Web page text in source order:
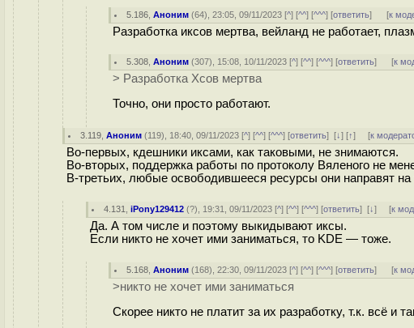
5.186 ,Аноним (64), 23:05, 09/11/2023 [^] [^^] [^^^] [ответить] [к
Разработка иксов мертва, вейланд не работает,
5.308 ,Аноним (307), 15:08, 10/11/2023 [^] [^^] [^^^] [ответить] [к
> Разработка Хсов мертва
Точно, они просто работают.
3.119 ,Аноним (119), 18:40, 09/11/2023 [^] [^^] [^^^] [ответить][↓] [↑] [к
Во-первых, кдешники иксами, как таковыми, не знимаются.
Во-вторых, поддержка работы по протоколу Вяленого не
В-третьих, любые освободившееся ресурсы они направят
4.131 ,iPony129412 (?), 19:31, 09/11/2023 [^] [^^] [^^^] [ответить][↓] [к
Да. А том числе и поэтому выкидывают иксы.
Если никто не хочет ими заниматься, то KDE — тоже.
5.168 ,Аноним (168), 22:30, 09/11/2023 [^] [^^] [^^^] [ответить] [к
>никто не хочет ими заниматься
Скорее никто не платит за их разработку, т.к. всё и